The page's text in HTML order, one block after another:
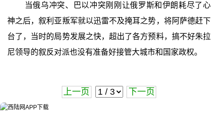
当俄乌冲突、巴以冲突刚刚让俄罗斯和伊朗耗尽了心
神之后，叙利亚叛军就以迅雷不及掩耳之势，将阿萨德赶下
台了，当时的局势发展之快，超出了各方预料，搞不好朱拉
尼领导的叙反对派也没有准备好接管大城市和国家政权。
上一页 下一页